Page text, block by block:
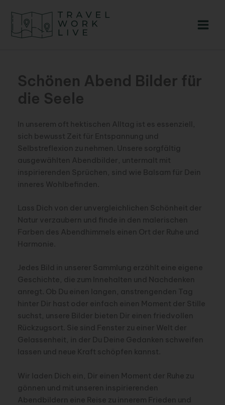
Inhalt
springen
Schönen Abend Bilder für
die Seele
In unserem oft hektischen Alltag ist es essenziell,
sich bewusst Zeit für Entspannung und
Selbstreflexion zu nehmen. Unsere sorgfältig
ausgewählten Abendbilder, untermalt mit
inspirierenden Sprüchen, sind wie Balsam für Dein
inneres Wohlbefinden.
Lass Dich von der unvergleichlichen Schönheit der
Natur verzaubern und finde in den malerischen
Farben des Abendhimmels einen Ort der Ruhe und
Harmonie.
Jedes Bild in unserer Sammlung erzählt eine eigene
Geschichte, die zum Innehalten und Nachdenken
anregt. Ob Du einen langen, anstrengenden Tag
hinter Dir hast oder einfach einen Moment der Stille
suchst, unsere Bilder bieten Dir einen friedvollen
Rückzugsort. Sie sind Fenster zu einer Welt der
Gelassenheit, in der Du Deine Gedanken schweifen
lassen und neue Kraft schöpfen kannst.
Wir laden Dich ein, Dir einen Moment der Ruhe zu
gönnen und mit unseren inspirierenden
Abendbildern eine Reise zu innerem Frieden und